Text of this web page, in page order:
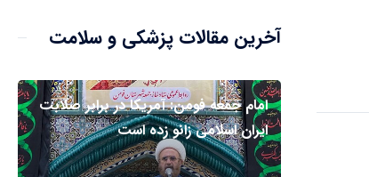
آخرین مقالات پزشکی و سلامت
امام جمعه فومن: آمریکا در برابر صلابت
ایران اسلامی زانو زده است